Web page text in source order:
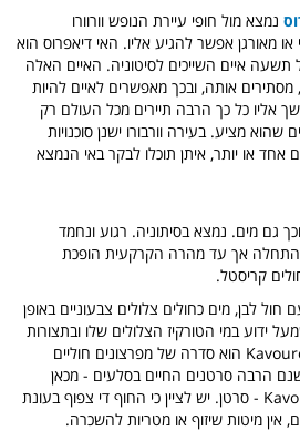
נמצא מול חופי עיירת הנופש וורוורו
מאורגן אפשר להגיע אליו. האי דיאפרוס הוא
תשעה איים השייכים לסיטוניה. האיים האלה
מסתירים אותה, ובכך מאפשרים לאיים להיות
אליו כל כך הרבה תיירים מכל העולם רק
שהוא מציע.בעירה וורבורו ישנן סוכנויות
אחד או יותר, איתן תוכלו לבקר באי הנמצא
גם מים. נמצא בסיתוניה. רגוע ונחמד
אך עד מהרה הקרקעית הופכת
קריסטל.
חול לבן, מים כחולים צלולים צבעוניים באופן
ידוע במי הטורקיז הצלולים שלו ובתצורות
הסלע הייחודיות שלו, Kavourotripes הוא סדרה של מפרצונים חוליים
הרבה סרטנים החיים בסלעים - מכאן
יש לציין כי החוף די צפוף בעונת
אין מיטות שיזוף או מטריות להשכרה.